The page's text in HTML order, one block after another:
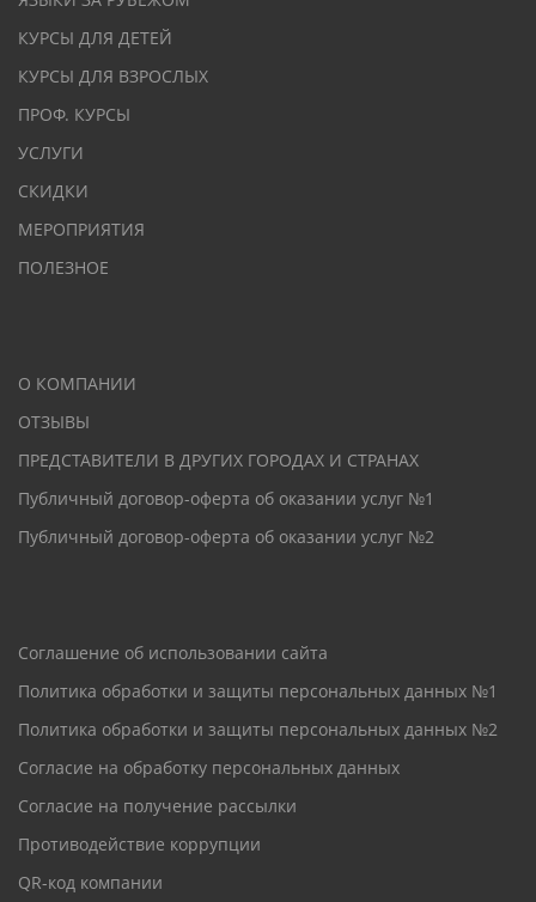
КУРСЫ ДЛЯ ДЕТЕЙ
КУРСЫ ДЛЯ ВЗРОСЛЫХ
ПРОФ. КУРСЫ
УСЛУГИ
СКИДКИ
МЕРОПРИЯТИЯ
ПОЛЕЗНОЕ
О КОМПАНИИ
ОТЗЫВЫ
ПРЕДСТАВИТЕЛИ В ДРУГИХ ГОРОДАХ И СТРАНАХ
Публичный договор-оферта об оказании услуг №1
Публичный договор-оферта об оказании услуг №2
Соглашение об использовании сайта
Политика обработки и защиты персональных данных №1
Политика обработки и защиты персональных данных №2
Согласие на обработку персональных данных
Согласие на получение рассылки
Противодействие коррупции
QR-код компании